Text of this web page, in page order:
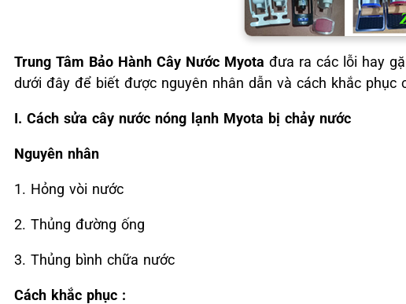
Trung Tâm Bảo Hành Cây Nước Myota đưa ra các lỗi hay
dưới đây để biết được nguyên nhân dẫn và cách khắc phục
I. Cách sửa cây nước nóng lạnh Myota bị chảy nước
Nguyên nhân
1. Hỏng vòi nước
2. Thủng đường ống
3. Thủng bình chữa nước
Cách khắc phục :